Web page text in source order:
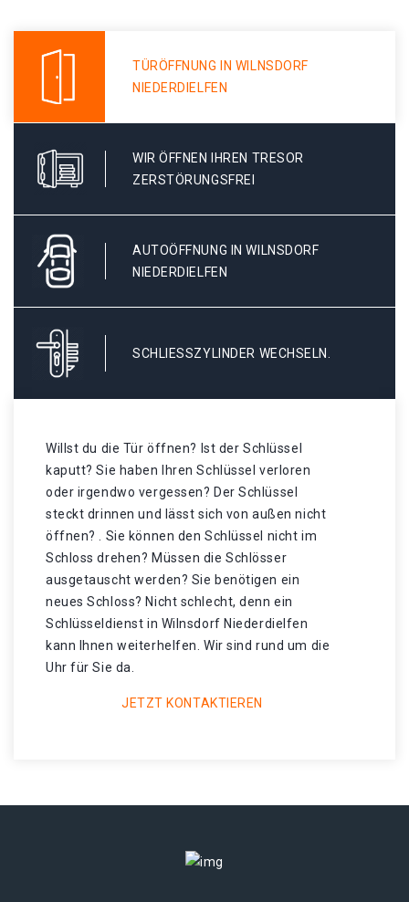
TÜRÖFFNUNG IN WILNSDORF
NIEDERDIELFEN
WIR ÖFFNEN IHREN TRESOR
ZERSTÖRUNGSFREI
AUTOÖFFNUNG IN WILNSDORF
NIEDERDIELFEN
SCHLIESSZYLINDER WECHSELN.
Willst du die Tür öffnen? Ist der Schlüssel
kaputt? Sie haben Ihren Schlüssel verloren
oder irgendwo vergessen? Der Schlüssel
steckt drinnen und lässt sich von außen nicht
öffnen? . Sie können den Schlüssel nicht im
Schloss drehen? Müssen die Schlösser
ausgetauscht werden? Sie benötigen ein
neues Schloss? Nicht schlecht, denn ein
Schlüsseldienst in Wilnsdorf Niederdielfen
kann Ihnen weiterhelfen. Wir sind rund um die
Uhr für Sie da.
JETZT KONTAKTIEREN